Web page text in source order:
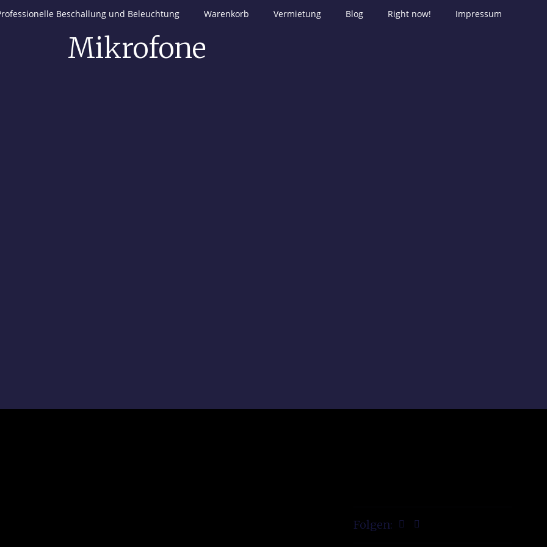
Beschallung und Beleuchtung Warenkorb Vermietung Blog Right now! Impressum
Mikrofone
Folgen: